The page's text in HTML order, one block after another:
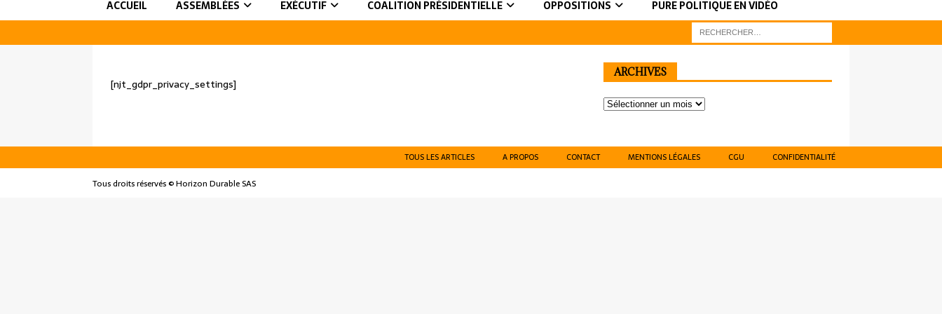
ACCUEIL ASSEMBLÉES EXÉCUTIF COALITION PRÉSIDENTIELLE OPPOSITIONS PURE POLITIQUE EN VIDÉO
[njt_gdpr_privacy_settings]
ARCHIVES
TOUS LES ARTICLES A PROPOS CONTACT MENTIONS LÉGALES CGU CONFIDENTIALITÉ
Tous droits réservés © Horizon Durable SAS